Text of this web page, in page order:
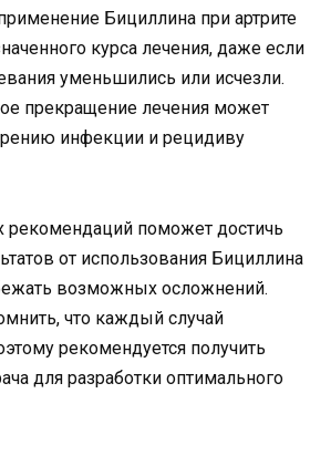
Бициллина при артрите
курса лечения, даже если
уменьшились или исчезли.
прекращение лечения может
инфекции и рецидиву
рекомендаций поможет достичь
от использования Бициллина
возможных осложнений.
что каждый случай
рекомендуется получить
для разработки оптимального